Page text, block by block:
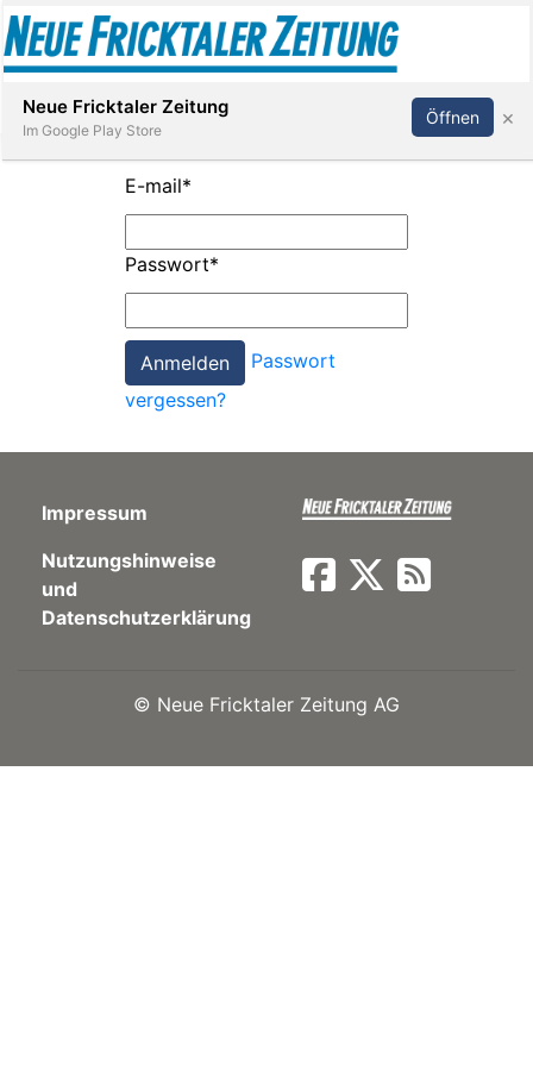
Paper
App
Abonnieren Anmelden
E-mail*
Passwort*
Passwort
vergessen?
Impressum
Nutzungshinweise
und
Datenschutzerklärung
© Neue Fricktaler Zeitung AG
Neue Fricktaler Zeitung
Im Google Play Store
Öffnen ×